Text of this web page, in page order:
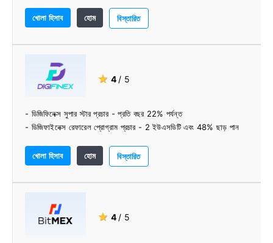
খোলা হিসাব
হোম বিস্তারিত
★ 4 / 5
- ডিজিফিনেক্স সুপার স্টার প্রচার - প্রতি বছর 22% পর্যন্ত
- ডিজিফাইনেক্স রেফারেল প্রোগ্রাম প্রচার - 2 ইউএসডিটি এবং 48% ছাড় পান
খোলা হিসাব হোম বিস্তারিত
★ 4 / 5